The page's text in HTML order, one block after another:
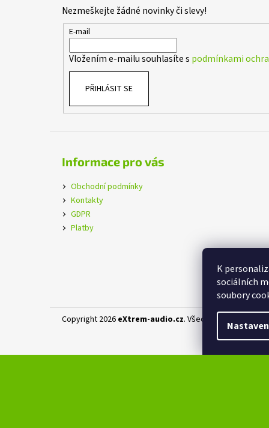
K
sociálních
soubory
Nezmeškejte žádné novinky či slevy!
E-mail
Vložením e-mailu souhlasíte s podmínkami
PŘIHLÁSIT SE
Informace pro vás
Obchodní podmínky
Kontakty
GDPR
Platby
Copyright 2026 eXtrem-audio.cz. Všechna práva